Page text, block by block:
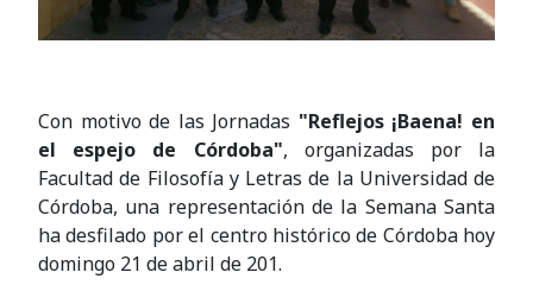
Con motivo de las Jornadas "Reflejos ¡Baena! en
el espejo de Córdoba", organizadas por la
Facultad de Filosofía y Letras de la Universidad de
Córdoba, una representación de la Semana Santa
ha desfilado por el centro histórico de Córdoba hoy
domingo 21 de abril de 201.